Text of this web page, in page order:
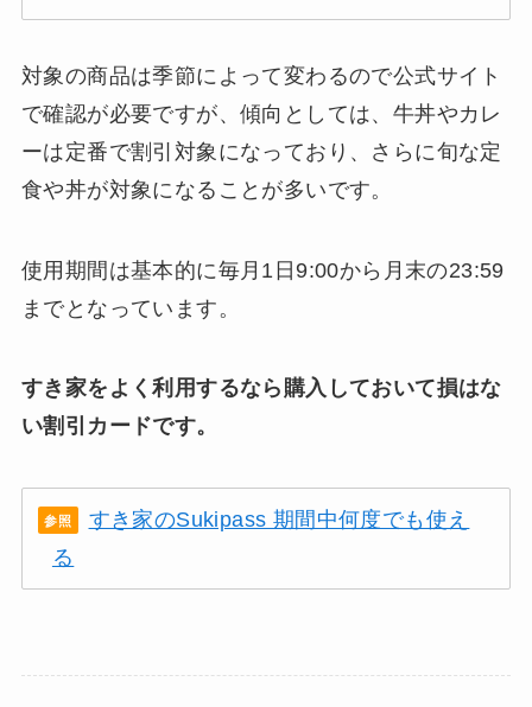
対象の商品は季節によって変わるので公式サイト
で確認が必要ですが、傾向としては、牛丼やカレ
ーは定番で割引対象になっており、さらに旬な定
食や丼が対象になることが多いです。
使用期間は基本的に毎月1日9:00から月末の23:59
までとなっています。
すき家をよく利用するなら購入しておいて損はな
い割引カードです。
すき家のSukipass 期間中何度でも使え
る